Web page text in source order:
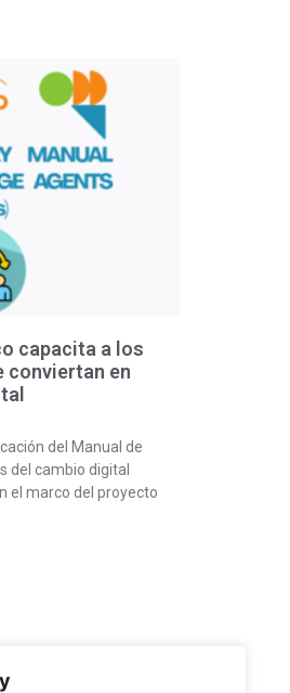
capacita a los
conviertan en
del Manual de
del cambio digital
el marco del proyecto